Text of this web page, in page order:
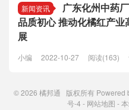
新闻资讯
广东化州中药
品质初心 推动化橘红产业
展
小编 2022-10-27 阅读(163)
© 2026 橘邦通 版权所有 Powered
号-4 - 网站地图 -